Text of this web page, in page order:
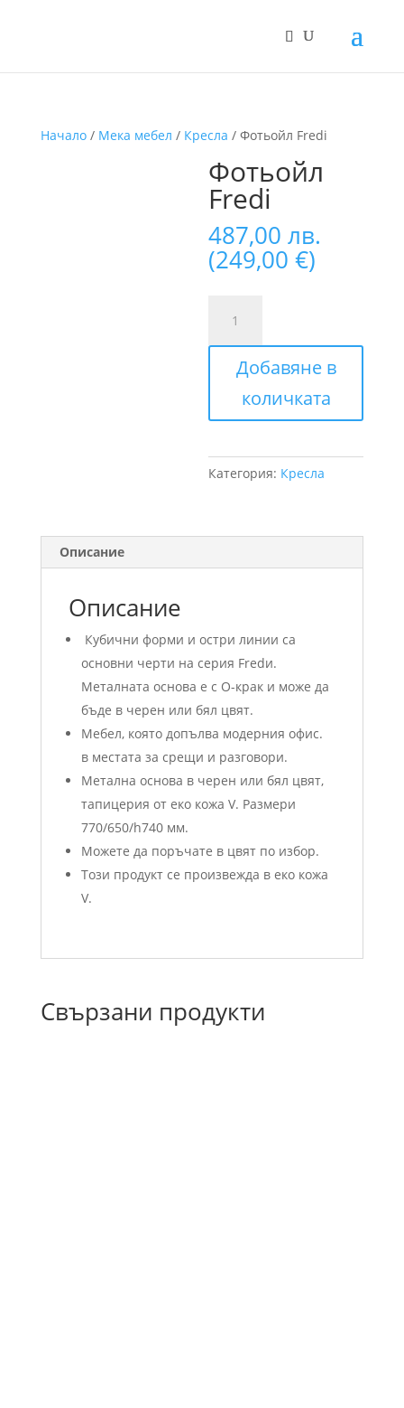
Начало/ Мека мебел / Кресла / Фотьойл Fredi
Фотьойл
Fredi
487,00лв.
(249,00€)
Фотьойл
FrediДобавяне в
количката
Категория: Кресла
Описание
Описание
Кубични форми и остри линии са
основни черти на серия Fredи.
Металната основа е с О-крак и може да
бъде в черен или бял цвят.
Мебел, която допълва модерния офис.
в местата за срещи и разговори.
Метална основа в черен или бял цвят,
тапицерия от еко кожа V. Размери
770/650/h740 мм.
Можете да поръчате в цвят по избор.
Този продукт се произвежда в еко кожа
V.
Свързани продукти